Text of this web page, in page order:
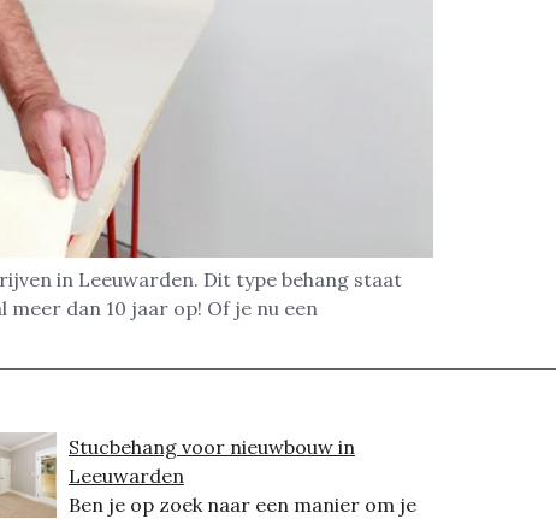
in Leeuwarden. Dit type behang staat
dan 10 jaar op! Of je nu een
Stucbehang voor nieuwbouw in
Leeuwarden
Ben je op zoek naar een manier om je